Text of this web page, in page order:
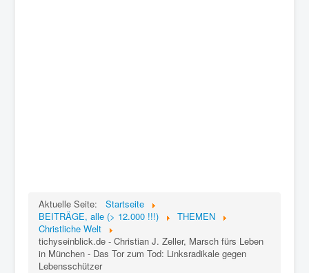
Aktuelle Seite:
Startseite
BEITRÄGE, alle (> 12.000 !!!)
THEMEN
Christliche Welt
tichyseinblick.de - Christian J. Zeller, Marsch fürs Leben
in München - Das Tor zum Tod: Linksradikale gegen
Lebensschützer